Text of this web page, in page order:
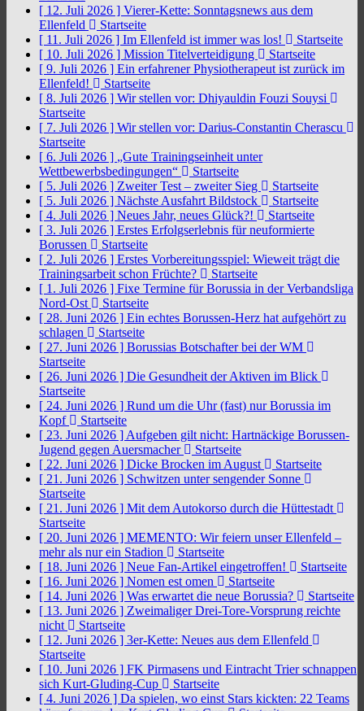
[ 12. Juli 2026 ] Vierer-Kette: Sonntagsnews aus dem
Ellenfeld
Startseite
[ 11. Juli 2026 ] Im Ellenfeld ist immer was los!
Startseite
[ 10. Juli 2026 ] Mission Titelverteidigung
Startseite
[ 9. Juli 2026 ] Ein erfahrener Physiotherapeut ist zurück im
Ellenfeld!
Startseite
[ 8. Juli 2026 ] Wir stellen vor: Dhiyauldin Fouzi Souysi
Startseite
[ 7. Juli 2026 ] Wir stellen vor: Darius-Constantin Cherascu
Startseite
[ 6. Juli 2026 ] „Gute Trainingseinheit unter
Wettbewerbsbedingungen“
Startseite
[ 5. Juli 2026 ] Zweiter Test – zweiter Sieg
Startseite
[ 5. Juli 2026 ] Nächste Ausfahrt Bildstock
Startseite
[ 4. Juli 2026 ] Neues Jahr, neues Glück?!
Startseite
[ 3. Juli 2026 ] Erstes Erfolgserlebnis für neuformierte
Borussen
Startseite
[ 2. Juli 2026 ] Erstes Vorbereitungsspiel: Wieweit trägt die
Trainingsarbeit schon Früchte?
Startseite
[ 1. Juli 2026 ] Fixe Termine für Borussia in der Verbandsliga
Nord-Ost
Startseite
[ 28. Juni 2026 ] Ein echtes Borussen-Herz hat aufgehört zu
schlagen
Startseite
[ 27. Juni 2026 ] Borussias Botschafter bei der WM
Startseite
[ 26. Juni 2026 ] Die Gesundheit der Aktiven im Blick
Startseite
[ 24. Juni 2026 ] Rund um die Uhr (fast) nur Borussia im
Kopf
Startseite
[ 23. Juni 2026 ] Aufgeben gilt nicht: Hartnäckige Borussen-
Jugend gegen Auersmacher
Startseite
[ 22. Juni 2026 ] Dicke Brocken im August
Startseite
[ 21. Juni 2026 ] Schwitzen unter sengender Sonne
Startseite
[ 21. Juni 2026 ] Mit dem Autokorso durch die Hüttestadt
Startseite
[ 20. Juni 2026 ] MEMENTO: Wir feiern unser Ellenfeld –
mehr als nur ein Stadion
Startseite
[ 18. Juni 2026 ] Neue Fan-Artikel eingetroffen!
Startseite
[ 16. Juni 2026 ] Nomen est omen
Startseite
[ 14. Juni 2026 ] Was erwartet die neue Borussia?
Startseite
[ 13. Juni 2026 ] Zweimaliger Drei-Tore-Vorsprung reichte
nicht
Startseite
[ 12. Juni 2026 ] 3er-Kette: Neues aus dem Ellenfeld
Startseite
[ 10. Juni 2026 ] FK Pirmasens und Eintracht Trier schnappen
sich Kurt-Gluding-Cup
Startseite
[ 4. Juni 2026 ] Da spielen, wo einst Stars kickten: 22 Teams